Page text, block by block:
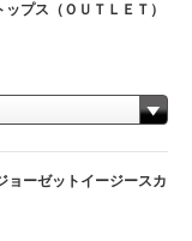
プス（ＯＵＴＬＥＴ）
ョーゼットイージースカ